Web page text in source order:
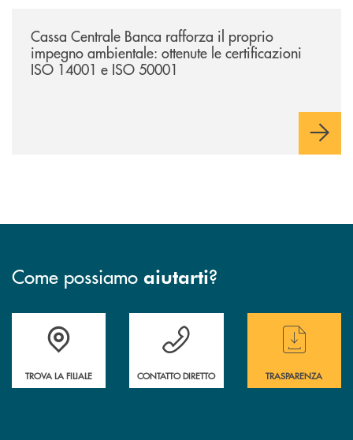
Cassa Centrale Banca rafforza il proprio
impegno ambientale: ottenute le certificazioni
ISO 14001 e ISO 50001
Come possiamo aiutarti?
Accedi all' elenco completo delle filiali
TROVA LA FILIALE
Hai bisogno di assistenza immediata ?
CONTATTO DIRETTO
Hai bisogno di
TRASPARENZA